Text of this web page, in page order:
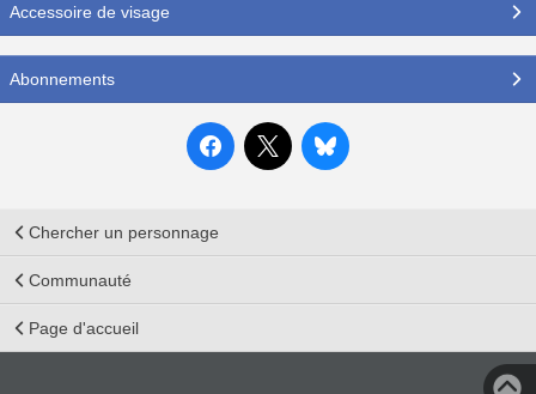
Accessoire de visage
Abonnements
Chercher un personnage
Communauté
Page d'accueil